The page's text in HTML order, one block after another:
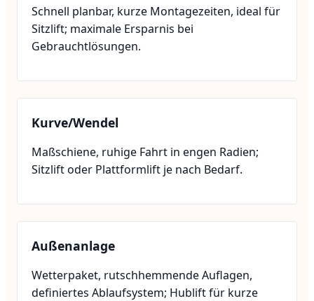
Schnell planbar, kurze Montagezeiten, ideal für
Sitzlift; maximale Ersparnis bei
Gebrauchtlösungen.
Kurve/Wendel
Maßschiene, ruhige Fahrt in engen Radien;
Sitzlift oder Plattformlift je nach Bedarf.
Außenanlage
Wetterpaket, rutschhemmende Auflagen,
definiertes Ablaufsystem; Hublift für kurze